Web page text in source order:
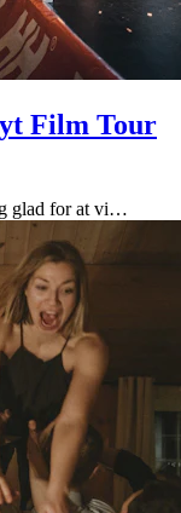
Film Tour
glad for at vi…